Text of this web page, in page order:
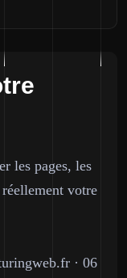
les pages, les
votre
· 06